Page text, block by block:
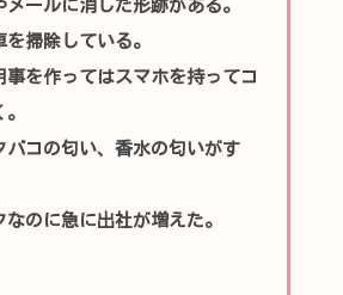
ールに消した形跡がある。
掃除している。
を作ってはスマホを持ってコ
コの匂い、香水の匂いがす
のに急に出社が増えた。